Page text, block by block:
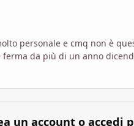
personale e cmq non è
da più di un anno
un account o accedi